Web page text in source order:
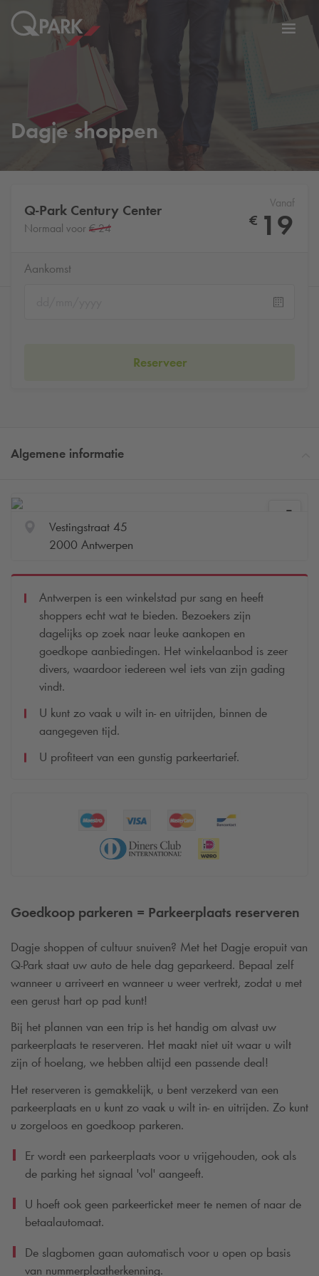
Dagje shoppen
Q-Park Century Center
Normaal voor € 24
Vanaf
€ 19
Aankomst
Reserveer
Algemene informatie
Goedkoop parkeren = Parkeerplaats reserveren
Dagje shoppen of cultuur snuiven? Met het Dagje eropuit van
Q-Park staat uw auto de hele dag geparkeerd. Bepaal zelf
wanneer u arriveert en wanneer u weer vertrekt, zodat u met
een gerust hart op pad kunt!
Bij het plannen van een trip is het handig om alvast uw
parkeerplaats te reserveren. Het maakt niet uit waar u wilt
zijn of hoelang, we hebben altijd een passende deal!
Het reserveren is gemakkelijk, u bent verzekerd van een
parkeerplaats en u kunt zo vaak u wilt in- en uitrijden. Zo kunt
u zorgeloos en goedkoop parkeren.
Er wordt een parkeerplaats voor u vrijgehouden, ook als
de parking het signaal 'vol' aangeeft.
U hoeft ook geen parkeerticket meer te nemen of naar de
betaalautomaat.
De slagbomen gaan automatisch voor u open op basis
van nummerplaatherkenning.
Vestingstraat 45
2000 Antwerpen
Antwerpen is een winkelstad pur sang en heeft
shoppers echt wat te bieden. Bezoekers zijn
dagelijks op zoek naar leuke aankopen en
goedkope aanbiedingen. Het winkelaanbod is zeer
divers, waardoor iedereen wel iets van zijn gading
vindt.
U kunt zo vaak u wilt in- en uitrijden, binnen de
aangegeven tijd.
U profiteert van een gunstig parkeertarief.